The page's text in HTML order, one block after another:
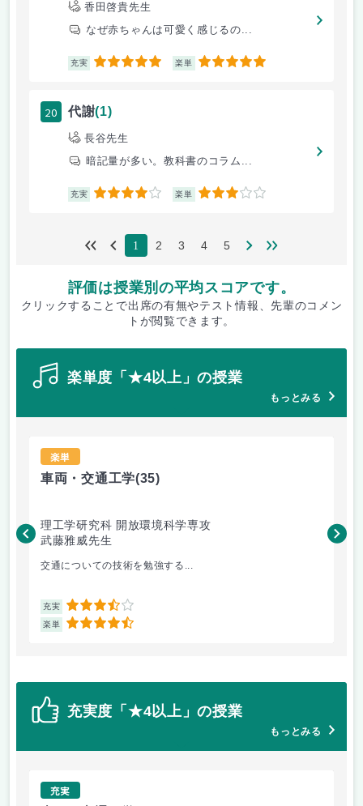
香田啓貴先生
なぜ赤ちゃんは可愛く感じるの...
充実 5 楽単 5
20 代謝(1)
長谷先生
暗記量が多い。教科書のコラム...
充実 4 楽単 3
1 2 3 4 5
評価は授業別の平均スコアです。
クリックすることで出席の有無やテスト情報、先輩のコメン
トが閲覧できます。
楽単度「★4以上」の授業
もっとみる
楽単
車両・交通工学(35)
理工学研究科 開放環境科学専攻
武藤雅威先生
交通についての技術を勉強する...
充実 3.5
楽単 4.5
小
充実度「★4以上」の授業
もっとみる
充実